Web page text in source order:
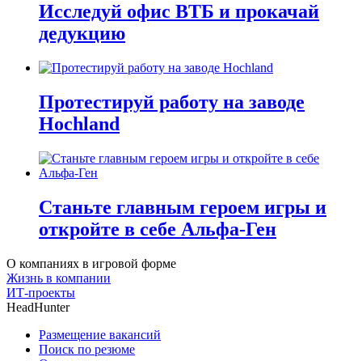
Исследуй офис ВТБ и прокачай
дедукцию
Протестируй работу на заводе
Hochland
Станьте главным героем игры и
откройте в себе Альфа-Ген
О компаниях в игровой форме
Жизнь в компании
ИТ-проекты
HeadHunter
Размещение вакансий
Поиск по резюме